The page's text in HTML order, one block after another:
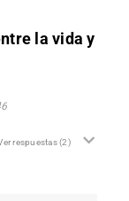
la vida y
respuestas(2)